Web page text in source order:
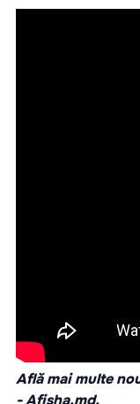
Află mai multe
-Afisha.md.